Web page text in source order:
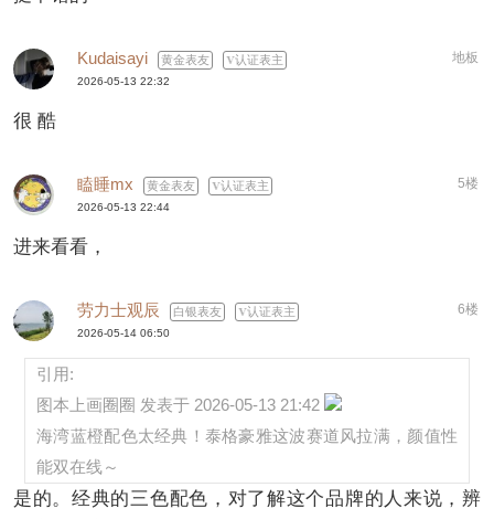
Kudaisayi 黄金表友 认证表主 地板
2026-05-13 22:32
很 酷
瞌睡mx 黄金表友 认证表主 5楼
2026-05-13 22:44
进来看看，
劳力士观辰 白银表友 认证表主 6楼
2026-05-14 06:50
引用:
图本上画圈圈 发表于 2026-05-13 21:42
海湾蓝橙配色太经典！泰格豪雅这波赛道风拉满，颜值性
能双在线～
是的。经典的三色配色，对了解这个品牌的人来说，辨